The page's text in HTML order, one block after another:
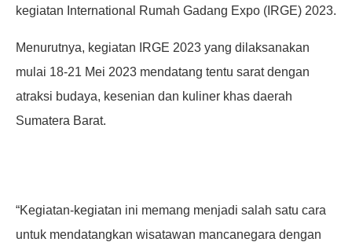
kegiatan International Rumah Gadang Expo (IRGE) 2023.
Menurutnya, kegiatan IRGE 2023 yang dilaksanakan
mulai 18-21 Mei 2023 mendatang tentu sarat dengan
atraksi budaya, kesenian dan kuliner khas daerah
Sumatera Barat.
“Kegiatan-kegiatan ini memang menjadi salah satu cara
untuk mendatangkan wisatawan mancanegara dengan